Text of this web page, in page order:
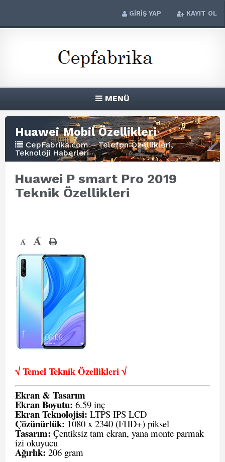
GİRİŞ YAP KAYIT OL
MENÜ
Huawei Mobil Özellikleri
CepFabrika.com – Telefon Özellikleri,
Teknoloji Haberleri
Huawei P smart Pro 2019
Teknik Özellikleri
- +
√ Temel Teknik Özellikleri √
Ekran & Tasarım
Ekran Boyutu: 6.59 inç
Ekran Teknolojisi: LTPS IPS LCD
Çözünürlük: 1080 x 2340 (FHD+) piksel
Tasarım: Çentiksiz tam ekran, yana monte parmak
izi okuyucu
Ağırlık: 206 gram